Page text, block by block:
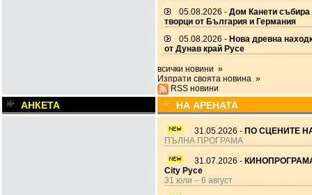
05.08.2026 - Дом Канети
творци от България и Германия
05.08.2026 - Нова древна
от Дунав край Русе
всички новини »
Изпрати своята новина »
RSS новини
АНКЕТА НА АРЕНАТА
31.05.2026 - ПО СЦЕНИТЕ
ПЪЛНА ПРОГРАМА
31.07.2026 -
City Русе
31 юли – 6 август